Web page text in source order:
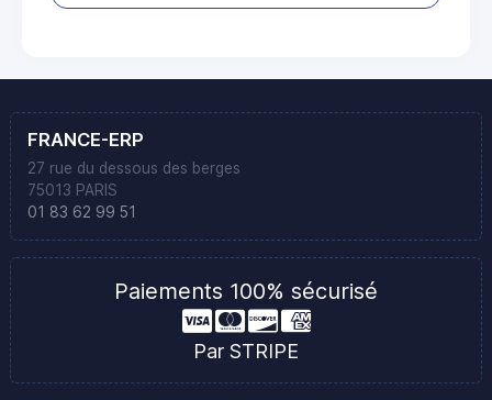
FRANCE-ERP
27 rue du dessous des berges
75013 PARIS
01 83 62 99 51
Paiements 100% sécurisé
Par STRIPE